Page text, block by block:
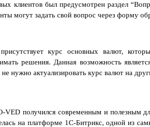
клиентов был предусмотрен раздел
могут задать свой вопрос через форму
курс основных валют,
решения. Данная возможность
нужно актуализировать курс валют на
VED получился современным и полезным
на платформе 1С-Битрикс, одной из